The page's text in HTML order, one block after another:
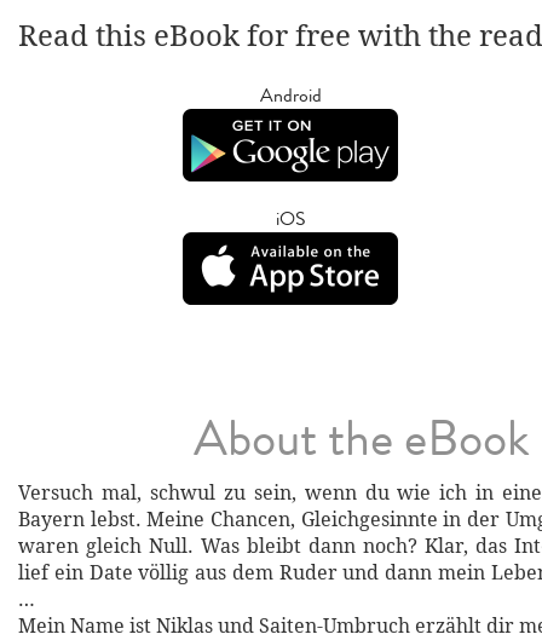
Read this eBook for free with the
Android
iOS
About the eBook
Versuch mal, schwul zu sein, wenn du wie ich in
Bayern lebst. Meine Chancen, Gleichgesinnte in der
waren gleich Null. Was bleibt dann noch? Klar, das
lief ein Date völlig aus dem Ruder und dann mein
…
Mein Name ist Niklas und Saiten-Umbruch erzählt dir